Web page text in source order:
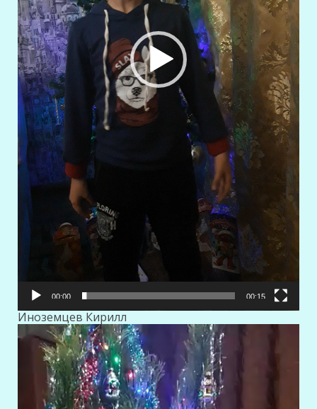
00:00 00:15
Иноземцев Кирилл
Видеоплеер